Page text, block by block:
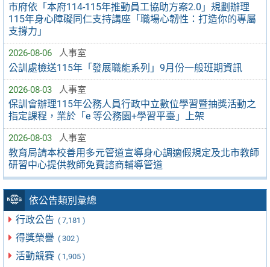
市府依「本府114-115年推動員工協助方案2.0」規劃辦理
115年身心障礙同仁支持講座「職場心韌性：打造你的專屬
支撐力」
2026-08-06 人事室
公訓處檢送115年「發展職能系列」9月份一般班期資訊
2026-08-03 人事室
保訓會辦理115年公務人員行政中立數位學習暨抽獎活動之
指定課程，業於「e 等公務園+學習平臺」上架
2026-08-03 人事室
教育局請本校善用多元管道宣導身心調適假規定及北市教師
研習中心提供教師免費諮商輔導管道
依公告類別彙總
行政公告 ( 7,181 )
得獎榮譽 ( 302 )
活動競賽 ( 1,905 )